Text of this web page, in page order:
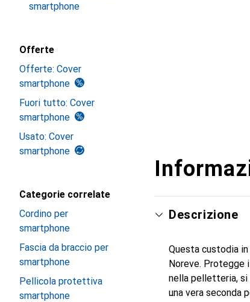
smartphone
Offerte
Offerte: Cover
smartphone
Fuori tutto: Cover
smartphone
Usato: Cover
smartphone
Categorie correlate
Cordino per
smartphone
Fascia da braccio per
smartphone
Pellicola protettiva
smartphone
Descrizione
Questa custodia
Noreve. Protegge
nella pelletteria,
una vera seconda